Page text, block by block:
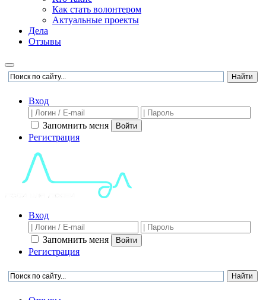
Как стать волонтером
Актуальные проекты
Дела
Отзывы
Вход
Запомнить меня Войти
Регистрация
Вход
Запомнить меня Войти
Регистрация